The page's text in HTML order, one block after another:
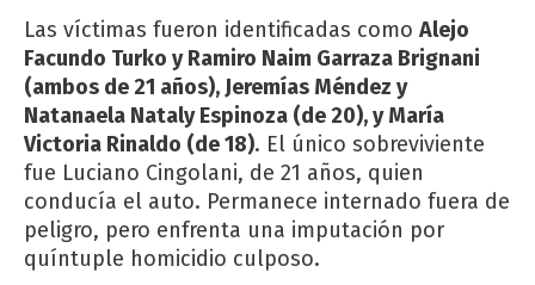
Las víctimas fueron identificadas como Alejo
Facundo Turko y Ramiro Naim Garraza Brignani
(ambos de 21 años), Jeremías Méndez y
Natanaela Nataly Espinoza (de 20), y María
Victoria Rinaldo (de 18). El único sobreviviente
fue Luciano Cingolani, de 21 años, quien
conducía el auto. Permanece internado fuera de
peligro, pero enfrenta una imputación por
quíntuple homicidio culposo.